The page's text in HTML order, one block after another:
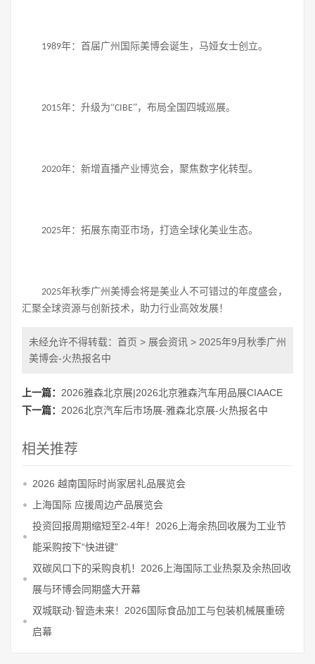
1989年：首届广州国际美博会诞生，马娅女士创立。
2015年：升级为“CIBE”，布局全国四城巡展。
2020年：新增直播产业博览会，聚焦数字化转型。
2025年：拓展东南亚市场，打造全球化美业生态。
2025年秋季广州美博会将是美业人不可错过的年度盛会，
汇聚全球资源与创新技术，助力行业高效发展！
未经允许不得转载： 首页 > 展会资讯 > 2025年9月秋季广州
美博会-火热报名中
上一篇： 2026雅森北京展|2026北京雅森汽车用品展CIAACE
下一篇： 2026北京汽车后市场展-雅森北京展-火热报名中
相关推荐
2026 越南国际时尚家居礼品展览会
上海国际 应援周边产品展览会
投资回报周期缩短至2-4年！2026上海余热回收展为工业节
能采购按下“快进键”
双碳风口下的采购良机！2026上海国际工业热泵及余热回收
展与环博会同期盛大开幕
双城联动·智造未来！2026国际食品加工与包装机械展重磅
启幕